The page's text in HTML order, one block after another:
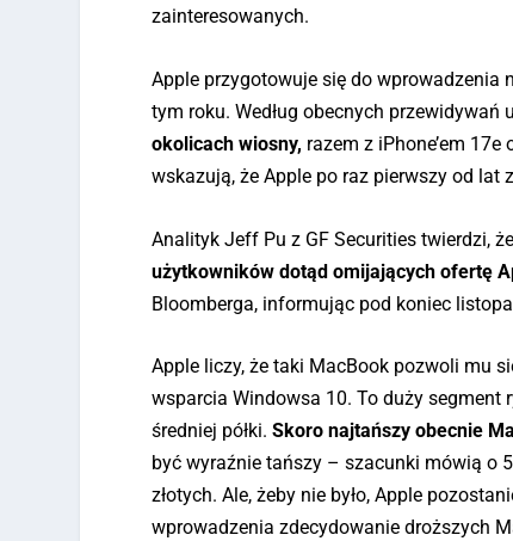
zainteresowanych.
Apple przygotowuje się do wprowadzenia
tym roku. Według obecnych przewidywań
okolicach wiosny, razem z iPhone’em
wskazują, że Apple po raz pierwszy od
Analityk Jeff Pu z GF Securities twierdzi,
użytkowników dotąd omijających ofertę
Bloomberga, informując pod koniec
Apple liczy, że taki MacBook pozwoli mu
wsparcia Windowsa 10. To duży
średniej półki.Skoro najtańszy obecnie
być wyraźnie tańszy – szacunki mówią o
złotych. Ale, żeby nie było, Apple
wprowadzenia zdecydowanie droższych